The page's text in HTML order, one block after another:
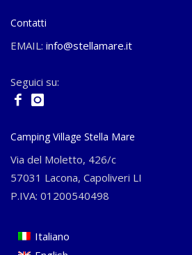
Contatti
EMAIL: info@stellamare.it
Seguici su:
Camping Village Stella Mare
Via del Moletto, 426/c
57031 Lacona, Capoliveri LI
P.IVA: 01200540498
Italiano